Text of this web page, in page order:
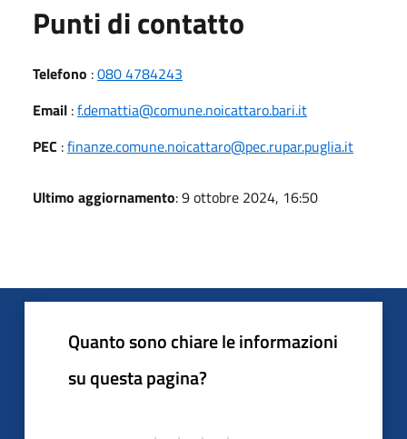
Punti di contatto
Telefono :080 4784243
Email :f.demattia@comune.noicattaro.bari.it
PEC :finanze.comune.noicattaro@pec.rupar.puglia.it
Ultimo aggiornamento: 9 ottobre 2024, 16:50
Quanto sono chiare le informazioni
su questa pagina?